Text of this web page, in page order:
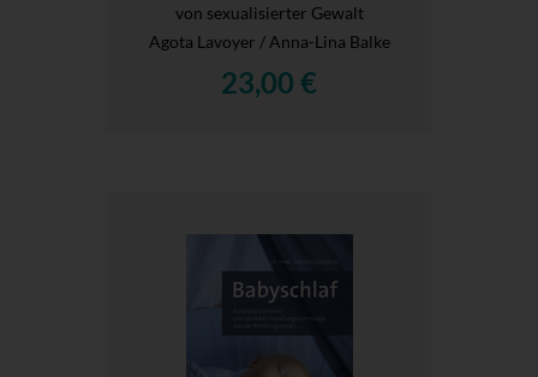
von sexualisierter Gewalt
Agota Lavoyer / Anna-Lina Balke
23,00 €